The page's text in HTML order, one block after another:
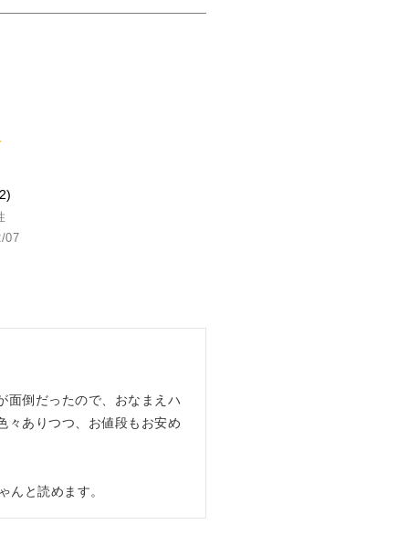
2
07
面倒だったので、おなまえハ
々ありつつ、お値段もお安め
んと読めます。